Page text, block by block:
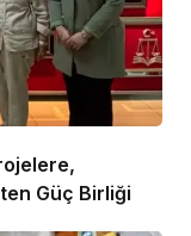
Güç Birliği